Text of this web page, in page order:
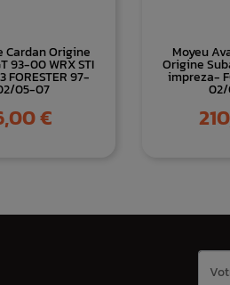
Cardan Origine
93-00 WRX STI
FORESTER 97-
05-07
€
Moyeu
Origine
impreza-
Prix